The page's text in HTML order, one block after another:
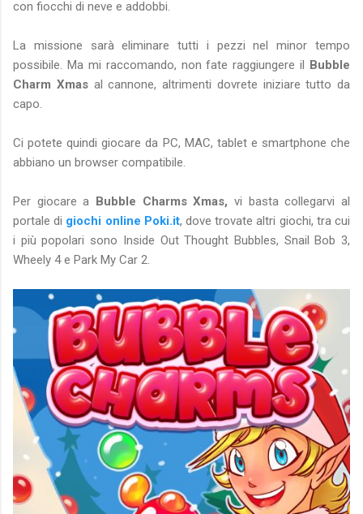
con fiocchi di neve e addobbi.
La missione sarà eliminare tutti i pezzi nel minor tempo
possibile. Ma mi raccomando, non fate raggiungere il Bubble
Charm Xmasal cannone, altrimenti dovrete iniziare tutto da
capo.
Ci potete quindi giocare da PC, MAC, tablet e smartphone che
abbiano un browser compatibile.
Per giocare a Bubble Charms Xmas, vi basta collegarvi al
portale di giochi online Poki.it, dove trovate altri giochi, tra cui
i più popolari sono Inside Out Thought Bubbles, Snail Bob 3,
Wheely 4 e Park My Car 2.